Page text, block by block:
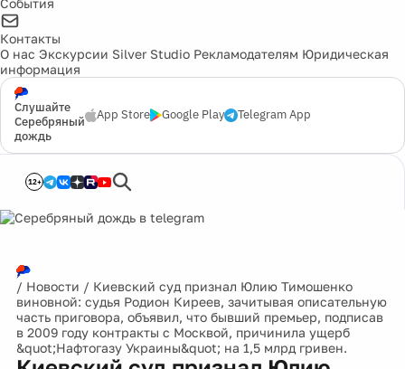
Контакты
О нас Экскурсии Silver Studio Рекламодателям Юридическая
информация
Слушайте
Серебряный
дождь
App Store Google Play Telegram App
12+
/ Новости / Киевский суд признал Юлию Тимошенко
виновной: судья Родион Киреев, зачитывая описательную
часть приговора, объявил, что бывший премьер, подписав
в 2009 году контракты с Москвой, причинила ущерб
&quot;Нафтогазу Украины&quot; на 1,5 млрд гривен.